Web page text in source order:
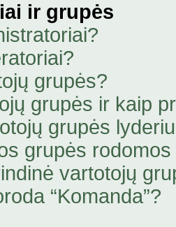
ir grupės
grupės?
grupės ir kaip
grupės
grupės
vartotojų
“Komanda”?